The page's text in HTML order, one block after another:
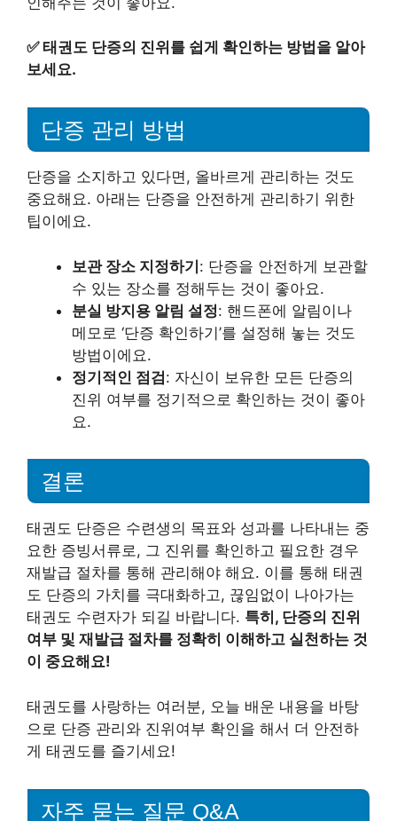
✅태권도 단증의 진위를 쉽게 확인하는 방법을 알아
보세요.
단증 관리 방법
단증을 소지하고 있다면, 올바르게 관리하는 것도
중요해요. 아래는 단증을 안전하게 관리하기 위한
팁이에요.
보관 장소 지정하기: 단증을 안전하게 보관할
수 있는 장소를 정해두는 것이 좋아요.
분실 방지용 알림 설정: 핸드폰에 알림이나
메모로 ‘단증 확인하기’를 설정해 놓는 것도
방법이에요.
정기적인 점검: 자신이 보유한 모든 단증의
진위 여부를 정기적으로 확인하는 것이 좋아
요.
결론
태권도 단증은 수련생의 목표와 성과를 나타내는 중
요한 증빙서류로, 그 진위를 확인하고 필요한 경우
재발급 절차를 통해 관리해야 해요. 이를 통해 태권
도 단증의 가치를 극대화하고, 끊임없이 나아가는
태권도 수련자가 되길 바랍니다. 특히, 단증의 진위
여부 및 재발급 절차를 정확히 이해하고 실천하는 것
이 중요해요!
태권도를 사랑하는 여러분, 오늘 배운 내용을 바탕
으로 단증 관리와 진위여부 확인을 해서 더 안전하
게 태권도를 즐기세요!
자주 묻는 질문 Q&A